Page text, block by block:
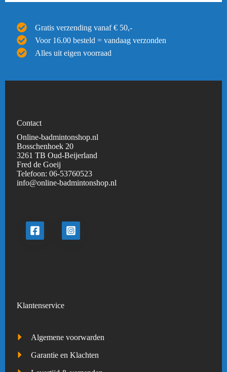
Gratis verzending vanaf € 50,-
Voor 16.00 besteld = vandaag verzonden
Alles uit eigen voorraad
Contact
Online-badmintonshop.nl
Bosschenhoek 20
3261 TB Oud-Beijerland
Fred de Goeij
Telefoon:06-53760523
info@online-badmintonshop.nl
Klantenservice
Algemene voorwarden
Garantie en Klachten